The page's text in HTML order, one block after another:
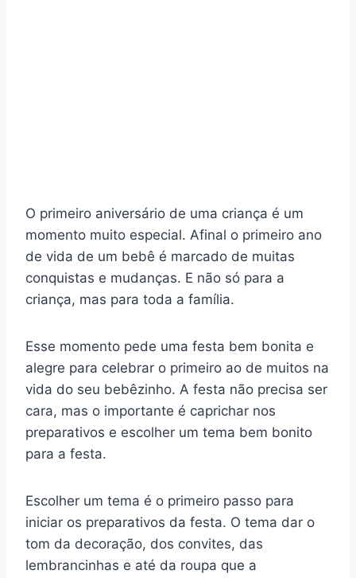
O primeiro aniversário de uma criança é um
momento muito especial. Afinal o primeiro ano
de vida de um bebê é marcado de muitas
conquistas e mudanças. E não só para a
criança, mas para toda a família.
Esse momento pede uma festa bem bonita e
alegre para celebrar o primeiro ao de muitos na
vida do seu bebêzinho. A festa não precisa ser
cara, mas o importante é caprichar nos
preparativos e escolher um tema bem bonito
para a festa.
Escolher um tema é o primeiro passo para
iniciar os preparativos da festa. O tema dar o
tom da decoração, dos convites, das
lembrancinhas e até da roupa que a